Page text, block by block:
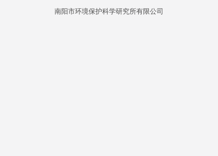
南阳市环境保护科学研究所有限公司